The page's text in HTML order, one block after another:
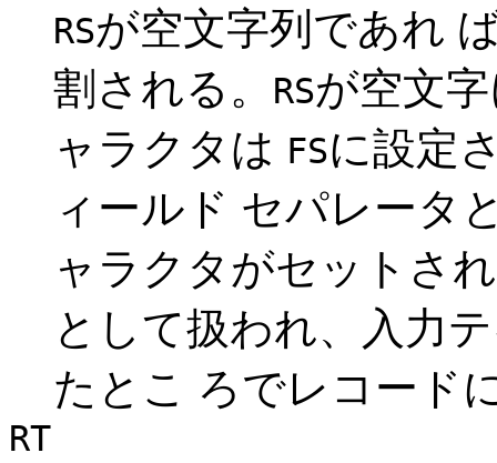
RSが空文字列であれ
割される。
RSが空文
ャラクタは FSに設定
ィールド セパレータ
ャラクタがセットさ
として扱われ、入力
たとこ ろでレコード
RT